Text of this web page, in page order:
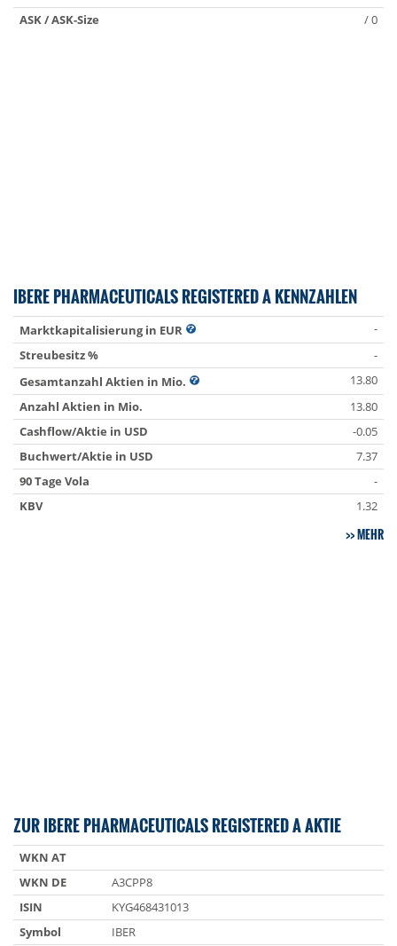
ASK / ASK-Size
/ 0
IBERE PHARMACEUTICALS REGISTERED A KENNZAHLEN
Marktkapitalisierung in EUR
-
Streubesitz %
-
Gesamtanzahl Aktien in Mio.
13.80
Anzahl Aktien in Mio.
13.80
Cashflow/Aktie in USD
-0.05
Buchwert/Aktie in USD
7.37
90 Tage Vola
-
KBV
1.32
MEHR
ZUR IBERE PHARMACEUTICALS REGISTERED A AKTIE
WKN AT
WKN DE
A3CPP8
ISIN
KYG468431013
Symbol
IBER